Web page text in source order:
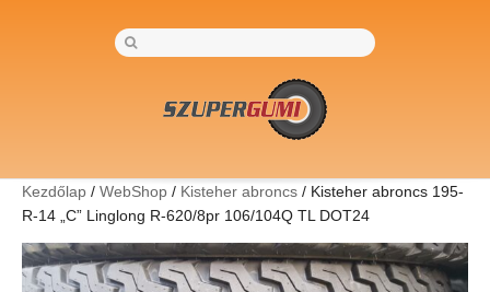
Kezdőlap / WebShop / Kisteher abroncs / Kisteher abroncs 195-
R-14 „C” Linglong R-620/8pr 106/104Q TL DOT24